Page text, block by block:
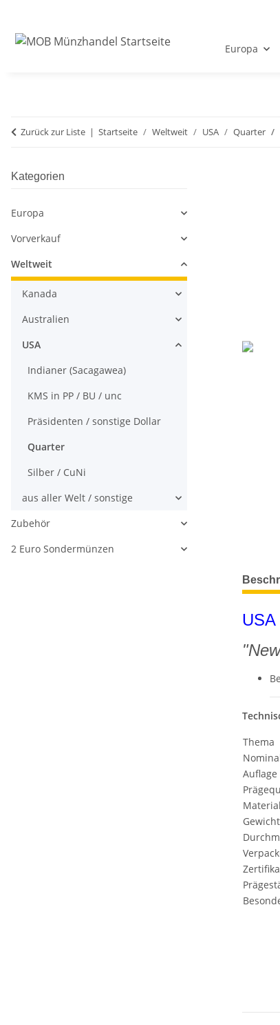
Europa
Zurück zur Liste Startseite Weltweit USA Quarter
weitere
Thema
Auflage
Material
Gewicht
Kategorien
Europa
Vorverkauf
Weltweit
Kanada
Australien
USA
Indianer (Sacagawea)
KMS in PP / BU / unc
Präsidenten / sonstige Dollar
Quarter
Silber / CuNi
aus aller Welt / sonstige
Zubehör
2 Euro Sondermünzen